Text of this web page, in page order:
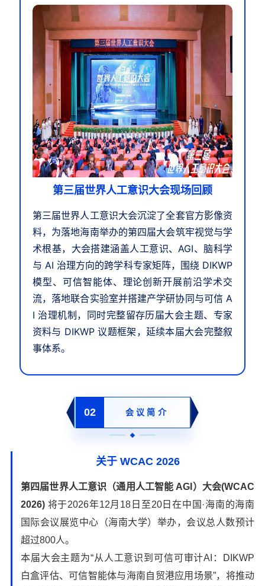
第三届世界人工意识大会现场回顾
第三届世界人工意识大会沉淀了全套官方影像资
料，为落地海南举办的第四届大会筑牢视觉与学
术根基，大会搭建涵盖人工意识、AGI、脑科学
与 AI 治理方向的跨学科专家矩阵，围绕 DIKWP
模型、可信智能体、理论创新开展前沿学术交
流，落地联合实验室并搭建产学研协同与可信 A
I 治理机制，同时完整留存历届大会主题、专家
资料与 DIKWP 议题框架，延续本届大会完整叙
事体系。
02 会议简介
关于 WCAC 2026
第四届世界人工意识（通用人工智能 AGI）大会(WCAC
2026)将于2026年12月18日至20日在中国·海南的海南
国际会议展览中心（海南大学）举办，会议总人数预计
超过800人。
本届大会主题为“从人工意识到可信可审计AI：DIKWP
白盒评估、可信智能体与海南自贸港应用场景”，将推动